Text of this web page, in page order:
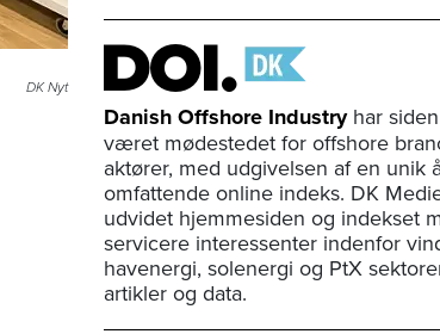
DK Nyt
Danish Offshore Industry har
været mødestedet for offshore
aktører, med udgivelsen af en unik
omfattende online indeks. DK
udvidet hjemmesiden og indekset
servicere interessenter indenfor
havenergi, solenergi og PtX
artikler og data.